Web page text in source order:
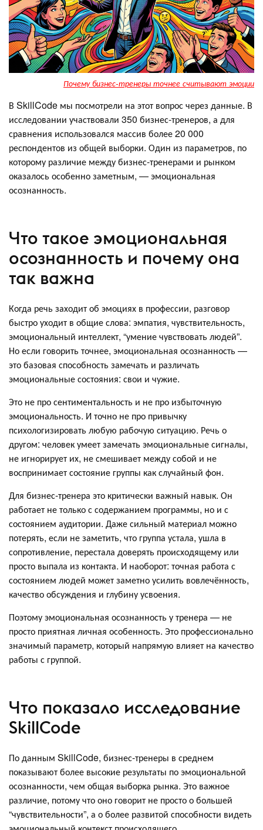
Почему бизнес-тренеры точнее считывают эмоции
В SkillCode мы посмотрели на этот вопрос через данные. В
исследовании участвовали 350 бизнес-тренеров, а для
сравнения использовался массив более 20 000
респондентов из общей выборки. Один из параметров, по
которому различие между бизнес-тренерами и рынком
оказалось особенно заметным, — эмоциональная
осознанность.
Что такое эмоциональная
осознанность и почему она
так важна
Когда речь заходит об эмоциях в профессии, разговор
быстро уходит в общие слова: эмпатия, чувствительность,
эмоциональный интеллект, “умение чувствовать людей”.
Но если говорить точнее, эмоциональная осознанность —
это базовая способность замечать и различать
эмоциональные состояния: свои и чужие.
Это не про сентиментальность и не про избыточную
эмоциональность. И точно не про привычку
психологизировать любую рабочую ситуацию. Речь о
другом: человек умеет замечать эмоциональные сигналы,
не игнорирует их, не смешивает между собой и не
воспринимает состояние группы как случайный фон.
Для бизнес-тренера это критически важный навык. Он
работает не только с содержанием программы, но и с
состоянием аудитории. Даже сильный материал можно
потерять, если не заметить, что группа устала, ушла в
сопротивление, перестала доверять происходящему или
просто выпала из контакта. И наоборот: точная работа с
состоянием людей может заметно усилить вовлечённость,
качество обсуждения и глубину усвоения.
Поэтому эмоциональная осознанность у тренера — не
просто приятная личная особенность. Это профессионально
значимый параметр, который напрямую влияет на качество
работы с группой.
Что показало исследование
SkillCode
По данным SkillCode, бизнес-тренеры в среднем
показывают более высокие результаты по эмоциональной
осознанности, чем общая выборка рынка. Это важное
различие, потому что оно говорит не просто о большей
“чувствительности”, а о более развитой способности видеть